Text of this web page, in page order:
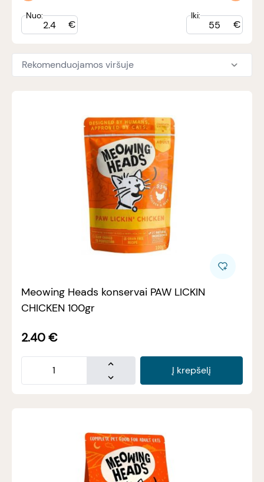
Nuo:
€
Iki:
€
Rekomenduojamos viršuje
Meowing Heads konservai PAW LICKIN
CHICKEN 100gr
2.40€
Į krepšelį